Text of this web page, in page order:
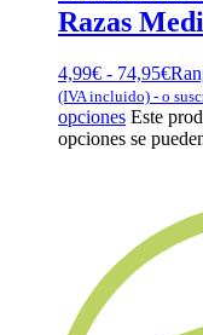
Razas
4,99€ - 74,95€
(IVA incluido) - o
opciones Este
opciones se